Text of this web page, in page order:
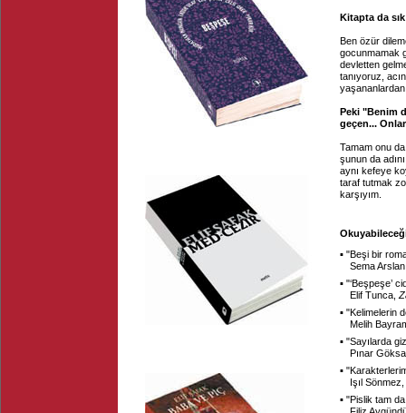
Kitapta da
Ben özür
gocunmamak
devletten
tanıyoruz,
yaşananlardan
Peki "Benim
geçen...
Tamam onu
şunun da
aynı kefeye
taraf tutmak
karşıyım.
▪ "Beşi bir
Sema
▪ "‘Beşpeşe’
Elif Tunca,
▪ "Kelimelerin
Melih
▪ "Sayılarda
Pınar
▪ "
Işıl
▪ "Pislik tam